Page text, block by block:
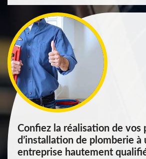
Confiez la réalisation de vos
d’installation de plomberie à
entreprise hautement